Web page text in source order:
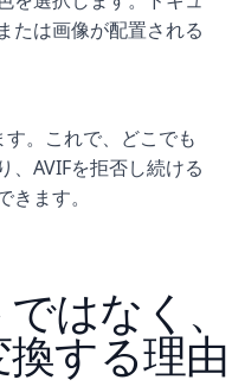
たは画像が配置される
す。これで、どこでも
、AVIFを拒否し続ける
ます。
はなく、
する理由